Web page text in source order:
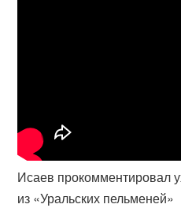
Исаев прокомментировал
из «Уральских пельменей»